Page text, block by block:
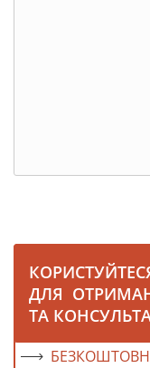
ДЛЯ
ТА